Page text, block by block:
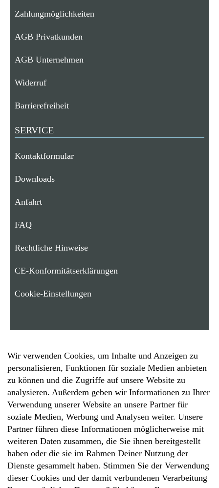
Zahlungmöglichkeiten
AGB Privatkunden
AGB Unternehmen
Widerruf
Barrierefreiheit
SERVICE
Kontaktformular
Downloads
Anfahrt
FAQ
Rechtliche Hinweise
CE-Konformitätserklärungen
Cookie-Einstellungen
Wir verwenden Cookies, um Inhalte und Anzeigen zu
personalisieren, Funktionen für soziale Medien anbieten
zu können und die Zugriffe auf unsere Website zu
analysieren. Außerdem geben wir Informationen zu Ihrer
Verwendung unserer Website an unsere Partner für
soziale Medien, Werbung und Analysen weiter. Unsere
Partner führen diese Informationen möglicherweise mit
weiteren Daten zusammen, die Sie ihnen bereitgestellt
haben oder die sie im Rahmen Deiner Nutzung der
Dienste gesammelt haben. Stimmen Sie der Verwendung
dieser Cookies und der damit verbundenen Verarbeitung